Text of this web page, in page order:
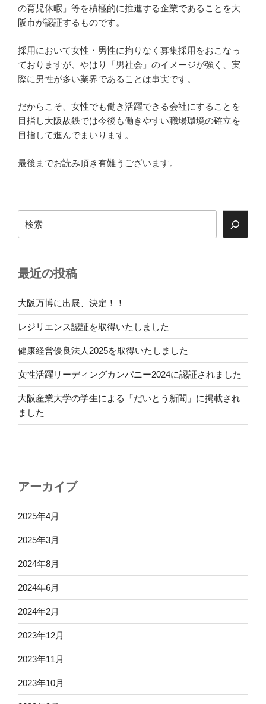
の育児休暇」等を積極的に推進する企業であることを大
阪市が認証するものです。
採用において女性・男性に拘りなく募集採用をおこなっ
ておりますが、やはり「男社会」のイメージが強く、実
際に男性が多い業界であることは事実です。
だからこそ、女性でも働き活躍できる会社にすることを
目指し大阪故鉄では今後も働きやすい職場環境の確立を
目指して進んでまいります。
最後までお読み頂き有難うございます。
最近の投稿
大阪万博に出展、決定！！
レジリエンス認証を取得いたしました
健康経営優良法人2025を取得いたしました
女性活躍リーディングカンパニー2024に認証されました
大阪産業大学の学生による「だいとう新聞」に掲載され
ました
アーカイブ
2025年4月
2025年3月
2024年8月
2024年6月
2024年2月
2023年12月
2023年11月
2023年10月